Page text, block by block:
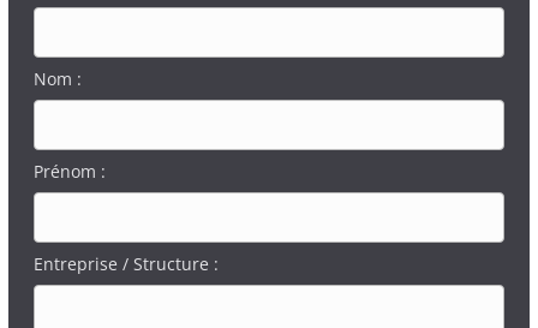
Nom :
Prénom :
Entreprise / Structure :